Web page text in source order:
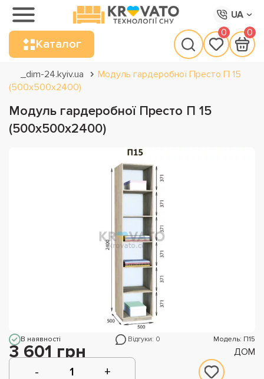
UA
Каталог
0 0
_dim-24.kyiv.ua
Модуль гардеробної Престо П 15
(500х500х2400)
Модуль гардеробної Престо П 15
(500х500х2400)
В наявності Відгуки: 0 Модель: П15
3 601 грн ДОМ